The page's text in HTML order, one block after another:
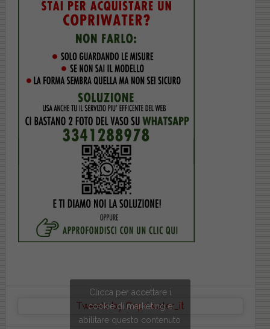
Tweets by Copriwater_it
Clicca per accettare i
cookie di marketing e
abilitare questo contenuto